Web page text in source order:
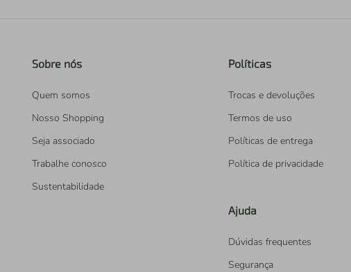
Sobre nós
Quem somos
Nosso Shopping
Seja associado
Trabalhe conosco
Sustentabilidade
Políticas
Trocas e devoluções
Termos de uso
Políticas de entrega
Política de privacidade
Ajuda
Dúvidas frequentes
Segurança